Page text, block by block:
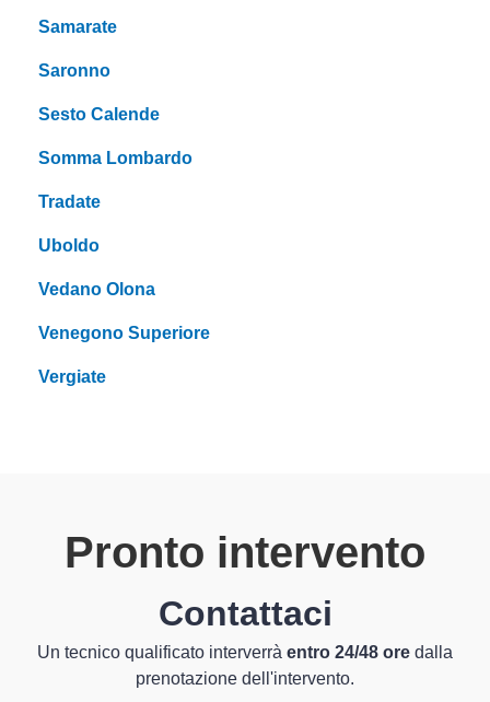
Samarate
Saronno
Sesto Calende
Somma Lombardo
Tradate
Uboldo
Vedano Olona
Venegono Superiore
Vergiate
Pronto intervento
Contattaci
Un tecnico qualificato interverrà entro 24/48 ore dalla
prenotazione dell'intervento.